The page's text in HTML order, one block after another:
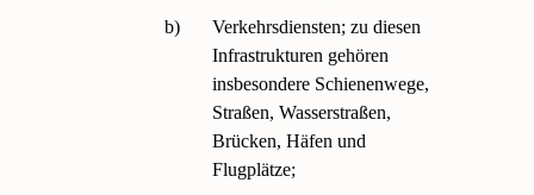
b)
Verkehrsdiensten; zu diesen
Infrastrukturen gehören
insbesondere Schienenwege,
Straßen, Wasserstraßen,
Brücken, Häfen und
Flugplätze;